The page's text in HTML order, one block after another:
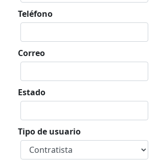
Teléfono
Correo
Estado
Tipo de usuario